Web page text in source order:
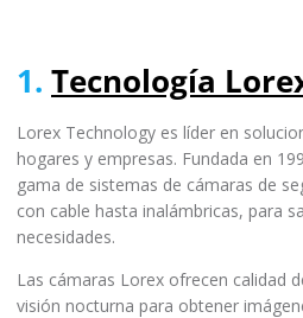
1. Tecnología
Lorex Technology es líder en
hogares y empresas. Fundada en
gama de sistemas de cámaras de
con cable hasta inalámbricas, para
necesidades.
Las cámaras Lorex ofrecen calidad
visión nocturna para obtener